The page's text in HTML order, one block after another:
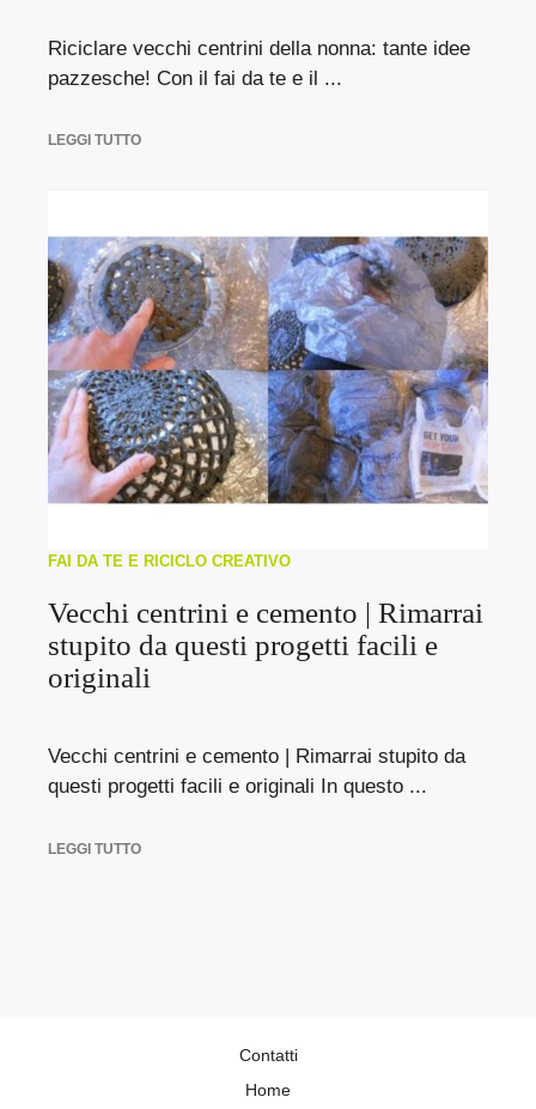
Riciclare vecchi centrini della nonna: tante idee
pazzesche! Con il fai da te e il ...
LEGGI TUTTO
FAI DA TE E RICICLO CREATIVO
Vecchi centrini e cemento | Rimarrai
stupito da questi progetti facili e
originali
Vecchi centrini e cemento | Rimarrai stupito da
questi progetti facili e originali In questo ...
LEGGI TUTTO
Contatti
Home